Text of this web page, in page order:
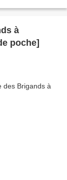
à
poche]